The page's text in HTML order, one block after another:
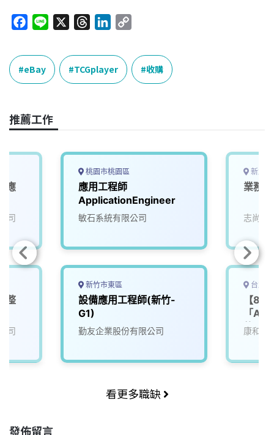
c
e
b
o
k
n
r
e
a
n
k
e
n
p
y
k
eBay TCGplayer 收購
推薦工作
應
司
整
司
桃園市桃園區
應用工程師
ApplicationEngineer
敏石系統有限公司
新竹市東區
設備應用工程師(新竹-
G1)
勤友企業股份有限公司
新北
業務
志尚儀
台北
【8/
「AI
軟體
康和綜
看更多職缺
發佈留言